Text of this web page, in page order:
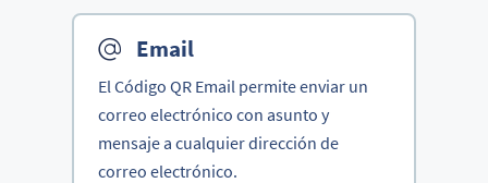
Email
El Código QR Email permite enviar un
correo electrónico con asunto y
mensaje a cualquier dirección de
correo electrónico.